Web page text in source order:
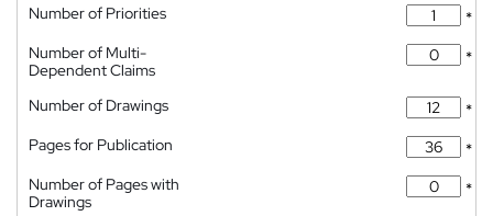
Number of Priorities
*
Number of Multi-
Dependent Claims
*
Number of Drawings
*
Pages for Publication
*
Number of Pages with
Drawings
*